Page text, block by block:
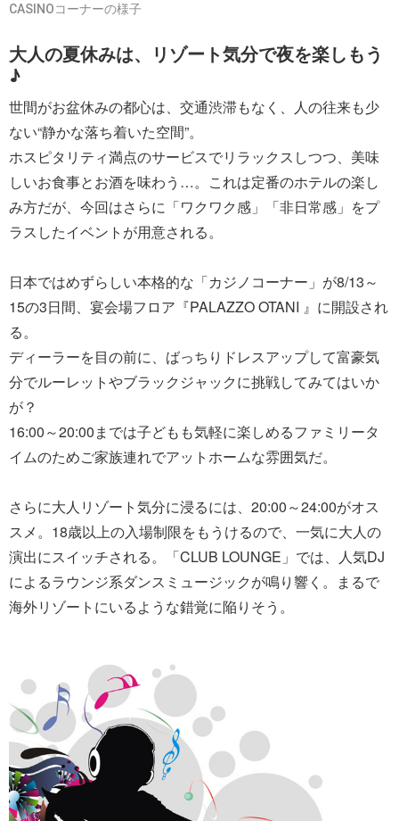
CASINOコーナーの様子
大人の夏休みは、リゾート気分で夜を楽しもう
♪
世間がお盆休みの都心は、交通渋滞もなく、人の往来も少
ない“静かな落ち着いた空間”。
ホスピタリティ満点のサービスでリラックスしつつ、美味
しいお食事とお酒を味わう…。これは定番のホテルの楽し
み方だが、今回はさらに「ワクワク感」「非日常感」をプ
ラスしたイベントが用意される。
日本ではめずらしい本格的な「カジノコーナー」が8/13～
15の3日間、宴会場フロア『PALAZZO OTANI 』に開設され
る。
ディーラーを目の前に、ばっちりドレスアップして富豪気
分でルーレットやブラックジャックに挑戦してみてはいか
が？
16:00～20:00までは子どもも気軽に楽しめるファミリータ
イムのためご家族連れでアットホームな雰囲気だ。
さらに大人リゾート気分に浸るには、20:00～24:00がオス
スメ。18歳以上の入場制限をもうけるので、一気に大人の
演出にスイッチされる。「CLUB LOUNGE」では、人気DJ
によるラウンジ系ダンスミュージックが鳴り響く。まるで
海外リゾートにいるような錯覚に陥りそう。